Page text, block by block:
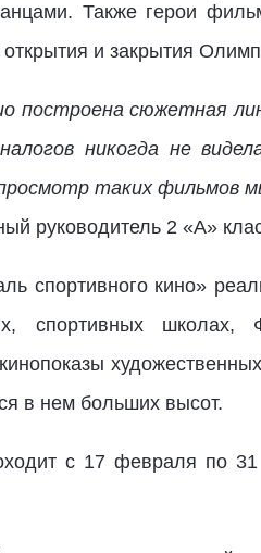
Также герои
и закрытия
построена сюжетная
никогда не
таких фильмов
руководитель 2 «А»
спортивного кино»
спортивных
в нем больших высот.
с 17 февраля по